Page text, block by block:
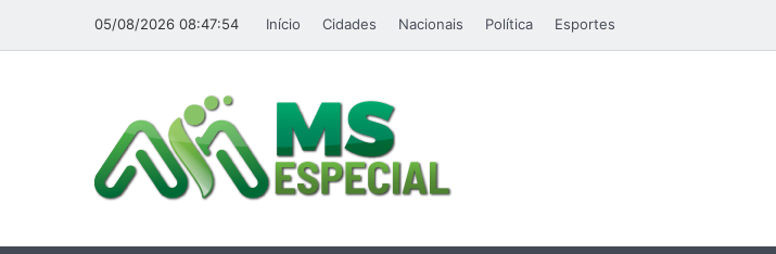
05/08/2026 08:47:54 Início Cidades Nacionais Política Esportes